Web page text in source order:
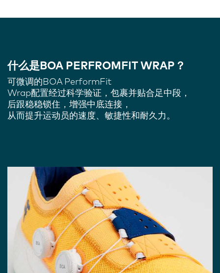
什么是BOA PERFROMFIT WRAP？
可微调的BOA PerformFit
Wrap配置经过科学验证，包裹并贴合足中段，
后跟稳稳锁住，增强中底连接，
从而提升运动员的速度、敏捷性和耐久力。